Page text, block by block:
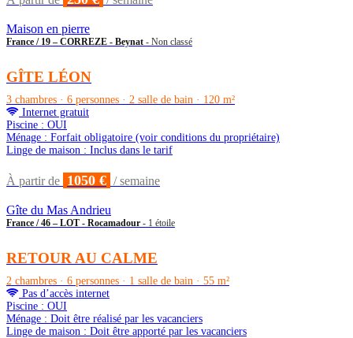
Maison en pierre
France / 19 – CORREZE - Beynat - Non classé
GÎTE LÉON
3 chambres · 6 personnes · 2 salle de bain · 120 m²
Internet gratuit
Piscine : OUI
Ménage : Forfait obligatoire (voir conditions du propriétaire)
Linge de maison : Inclus dans le tarif
À partir de 1050 € / semaine
Gîte du Mas Andrieu
France / 46 – LOT - Rocamadour - 1 étoile
RETOUR AU CALME
2 chambres · 6 personnes · 1 salle de bain · 55 m²
Pas d’accès internet
Piscine : OUI
Ménage : Doit être réalisé par les vacanciers
Linge de maison : Doit être apporté par les vacanciers